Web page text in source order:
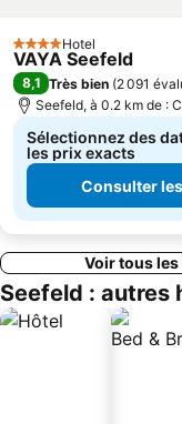
Garmisch-Partenkirchen
Lärchenhof
Timmelsjoch
4 ÉtoilesHotel
VAYA Seefeld
8,1 Très bien (2 091
Seefeld, à 0.2 km de :
Sélectionnez des
les prix exacts
Consulter
Voir tous
Seefeld : autres